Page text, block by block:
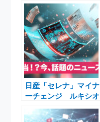
日産「セレナ」マイナ
ーチェンジ ルキシオ
V刷新で家族ミニバン